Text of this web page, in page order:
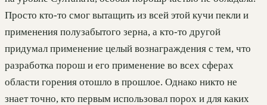
Просто кто-то смог вытащить из всей этой кучи пекли и
применения полузабытого зерна, а кто-то другой
придумал применение целый вознаграждения с тем, что
разработка порош и его применение во всех сферах
области горения отошло в прошлое. Однако никто не
знает точно, кто первым использовал порох и для каких